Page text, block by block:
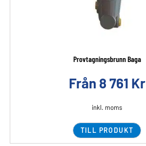
Provtagningsbrunn Baga
Från 8 761 Kr
inkl. moms
TILL PRODUKT